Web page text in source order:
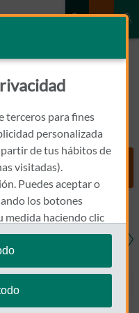
Coche
terceros para fines
personalizada
de tus hábitos de
visitadas).
Puedes aceptar o
los botones
medida haciendo clic
tus ajustes de
la sección